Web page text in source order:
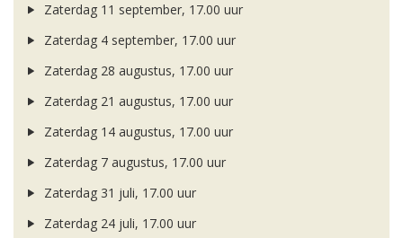
Zaterdag 11 september, 17.00 uur
Zaterdag 4 september, 17.00 uur
Zaterdag 28 augustus, 17.00 uur
Zaterdag 21 augustus, 17.00 uur
Zaterdag 14 augustus, 17.00 uur
Zaterdag 7 augustus, 17.00 uur
Zaterdag 31 juli, 17.00 uur
Zaterdag 24 juli, 17.00 uur